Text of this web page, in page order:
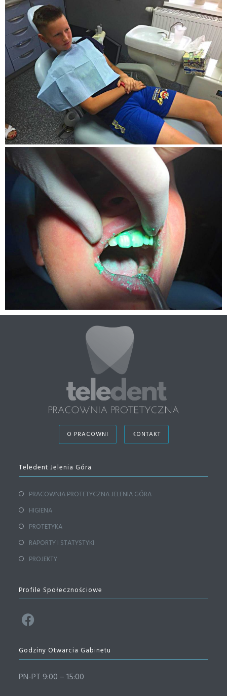
O PRACOWNI KONTAKT
Teledent Jelenia Góra
PRACOWNIA PROTETYCZNA JELENIA GÓRA
HIGIENA
PROTETYKA
RAPORTY I STATYSTYKI
PROJEKTY
Profile Społecznościowe
Godziny Otwarcia Gabinetu
PN-PT 9:00 – 15:00